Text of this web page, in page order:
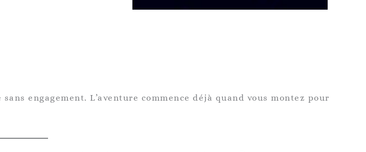
engagement. L’aventure commence déjà quand vous montez pour